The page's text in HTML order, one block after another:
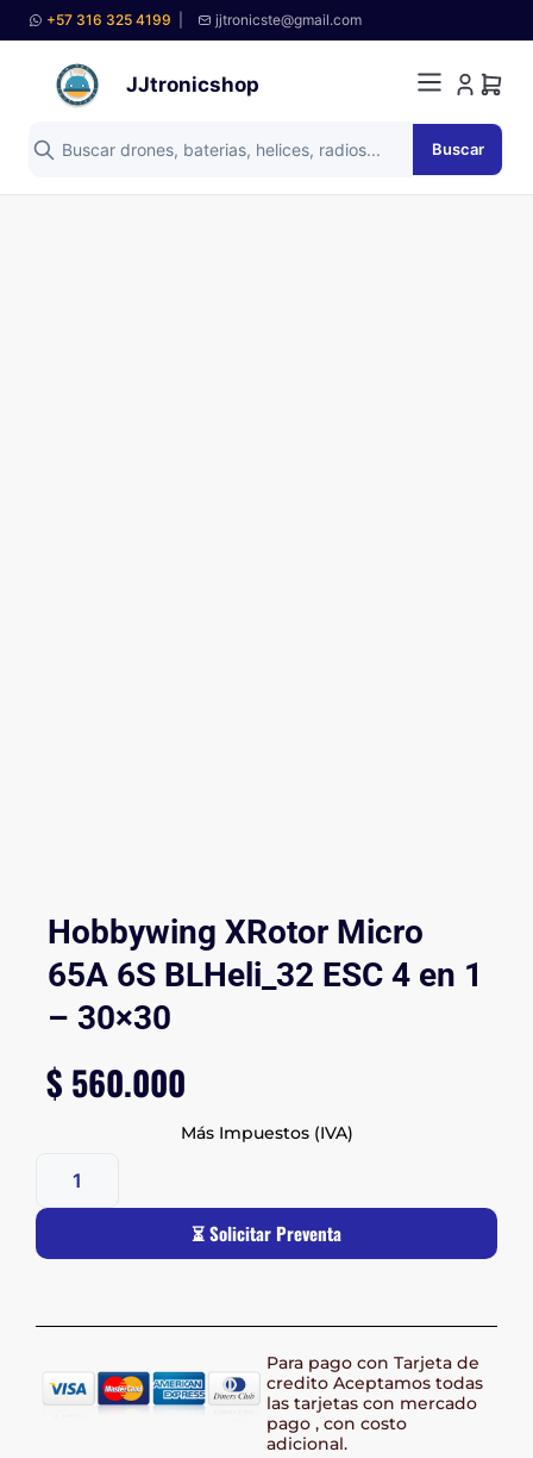
+57 316 325 4199 jjtronicste@gmail.com
JJtronicshop
Buscar
Hobbywing XRotor Micro
65A 6S BLHeli_32 ESC 4 en 1
– 30×30
$ 560.000
Más Impuestos (IVA)
⏳ Solicitar Preventa
Para pago con Tarjeta de
credito Aceptamos todas
las tarjetas con mercado
pago , con costo
adicional.